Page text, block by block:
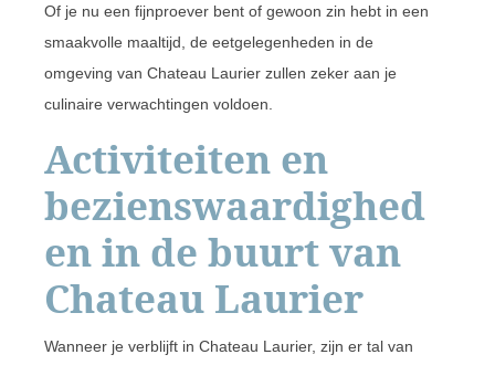
Of je nu een fijnproever bent of gewoon zin hebt in een
smaakvolle maaltijd, de eetgelegenheden in de
omgeving van Chateau Laurier zullen zeker aan je
culinaire verwachtingen voldoen.
Activiteiten en
bezienswaardighed
en in de buurt van
Chateau Laurier
Wanneer je verblijft in Chateau Laurier, zijn er tal van